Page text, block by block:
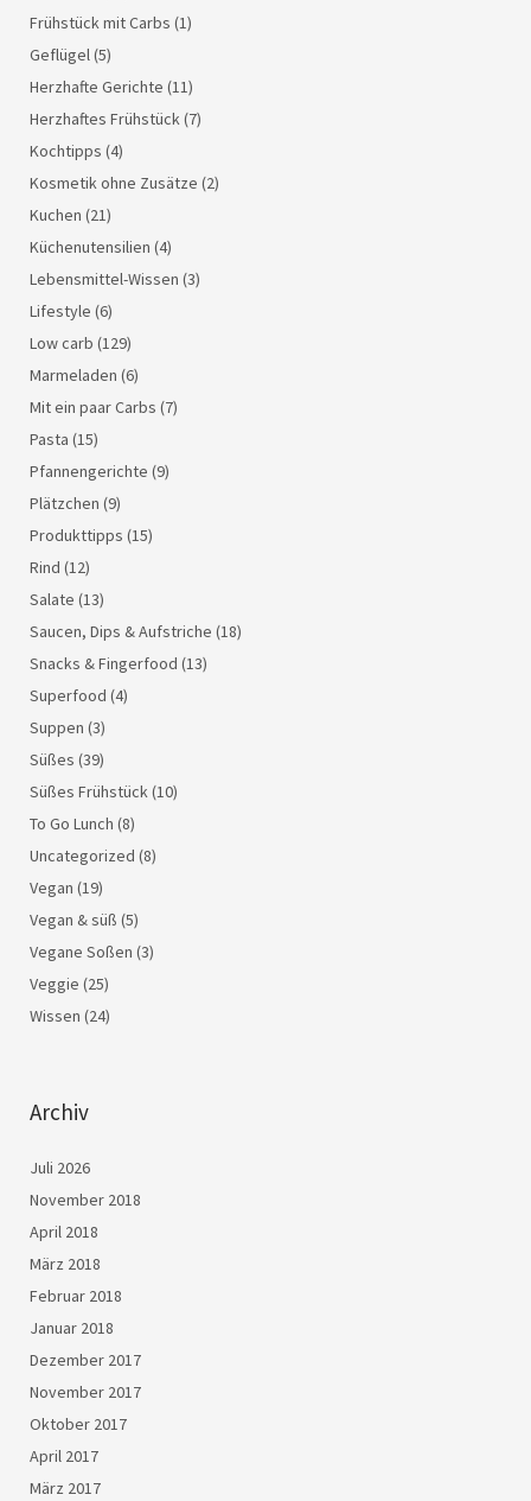
Frühstück mit Carbs (1)
Geflügel(5)
Herzhafte Gerichte (11)
Herzhaftes Frühstück(7)
Kochtipps (4)
Kosmetik ohne Zusätze (2)
Kuchen (21)
Küchenutensilien (4)
Lebensmittel-Wissen (3)
Lifestyle (6)
Low carb (129)
Marmeladen (6)
Mit ein paar Carbs (7)
Pasta (15)
Pfannengerichte (9)
Plätzchen (9)
Produkttipps (15)
Rind (12)
Salate (13)
Saucen, Dips & Aufstriche (18)
Snacks & Fingerfood (13)
Superfood (4)
Suppen (3)
Süßes (39)
Süßes Frühstück(10)
To Go Lunch (8)
Uncategorized (8)
Vegan (19)
Vegan & süß (5)
Vegane Soßen (3)
Veggie (25)
Wissen (24)
Archiv
Juli 2026
November 2018
April 2018
März 2018
Februar 2018
Januar 2018
Dezember 2017
November 2017
Oktober 2017
April 2017
März 2017